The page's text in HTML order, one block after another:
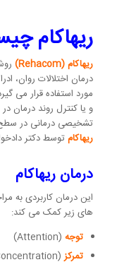
ریهاکام
ریهاکام (Rehacom)
درمان اختلالات روان،
مورد استفاده قرار می
و یا کنترل روند درمان
تشخیصی درمانی در
ریهاکامتوسط دکتر
درمان ریهاکام
این درمان کاربردی به
های زیر کمک می کند:
توجه (Attention)
تمرکز(Concentration)